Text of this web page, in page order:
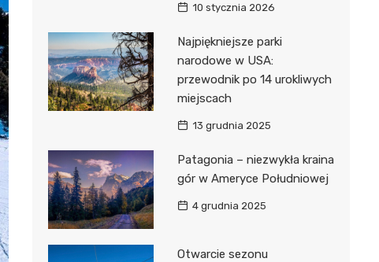
10 stycznia 2026
Najpiękniejsze parki
narodowe w USA:
przewodnik po 14 urokliwych
miejscach
13 grudnia 2025
Patagonia – niezwykła kraina
gór w Ameryce Południowej
4 grudnia 2025
Otwarcie sezonu